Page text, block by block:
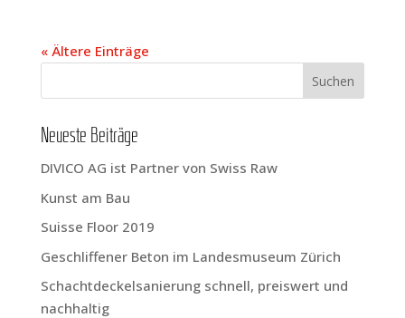
« Ältere Einträge
Neu­es­te Beiträge
DIVICO AG ist Part­ner von Swiss Raw
Kunst am Bau
Suis­se Flo­or 2019
Geschlif­fe­ner Beton im Lan­des­mu­se­um Zürich
Schacht­de­ckel­sa­nie­rung schnell, preis­wert und
nachhaltig